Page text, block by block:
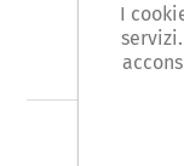
Art.
I